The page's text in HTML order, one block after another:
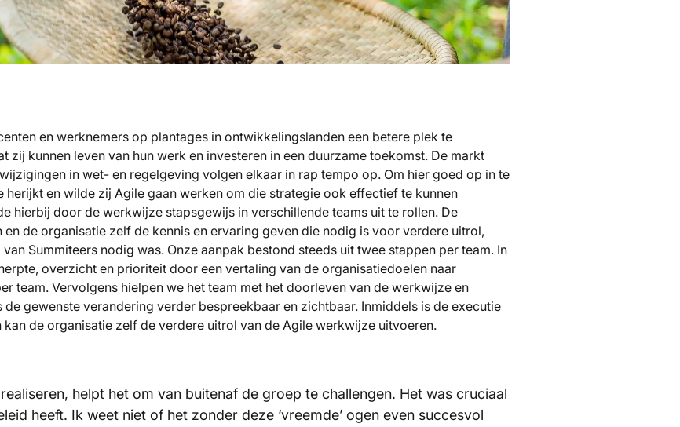
en werknemers op plantages in ontwikkelingslanden een betere plek te
zij kunnen leven van hun werk en investeren in een duurzame toekomst. De markt
in wet- en regelgeving volgen elkaar in rap tempo op. Om hier goed op in te
herijkt en wilde zij Agile gaan werken om die strategie ook effectief te kunnen
hierbij door de werkwijze stapsgewijs in verschillende teams uit te rollen. De
de organisatie zelf de kennis en ervaring geven die nodig is voor verdere uitrol,
Summiteers nodig was. Onze aanpak bestond steeds uit twee stappen per team. In
overzicht en prioriteit door een vertaling van de organisatiedoelen naar
team. Vervolgens hielpen we het team met het doorleven van de werkwijze en
gewenste verandering verder bespreekbaar en zichtbaar. Inmiddels is de executie
de organisatie zelf de verdere uitrol van de Agile werkwijze uitvoeren.
helpt het om van buitenaf de groep te challengen. Het was cruciaal
heeft. Ik weet niet of het zonder deze ‘vreemde’ ogen even succesvol